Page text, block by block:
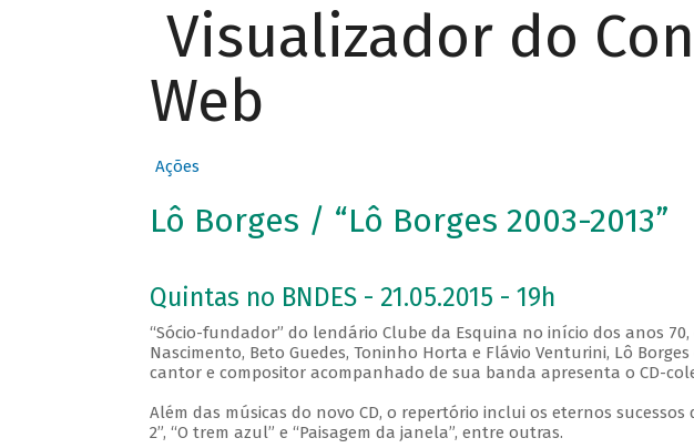
Visualizador do
Web
Ações
Lô Borges / “Lô Borges 2003-2013”
Quintas no BNDES - 21.05.2015 - 19h
“Sócio-fundador” do lendário Clube da Esquina no início dos anos
Nascimento, Beto Guedes, Toninho Horta e Flávio Venturini, Lô
cantor e compositor acompanhado de sua banda apresenta o CD-
Além das músicas do novo CD, o repertório inclui os eternos sucessos
2”, “O trem azul” e “Paisagem da janela”, entre outras.